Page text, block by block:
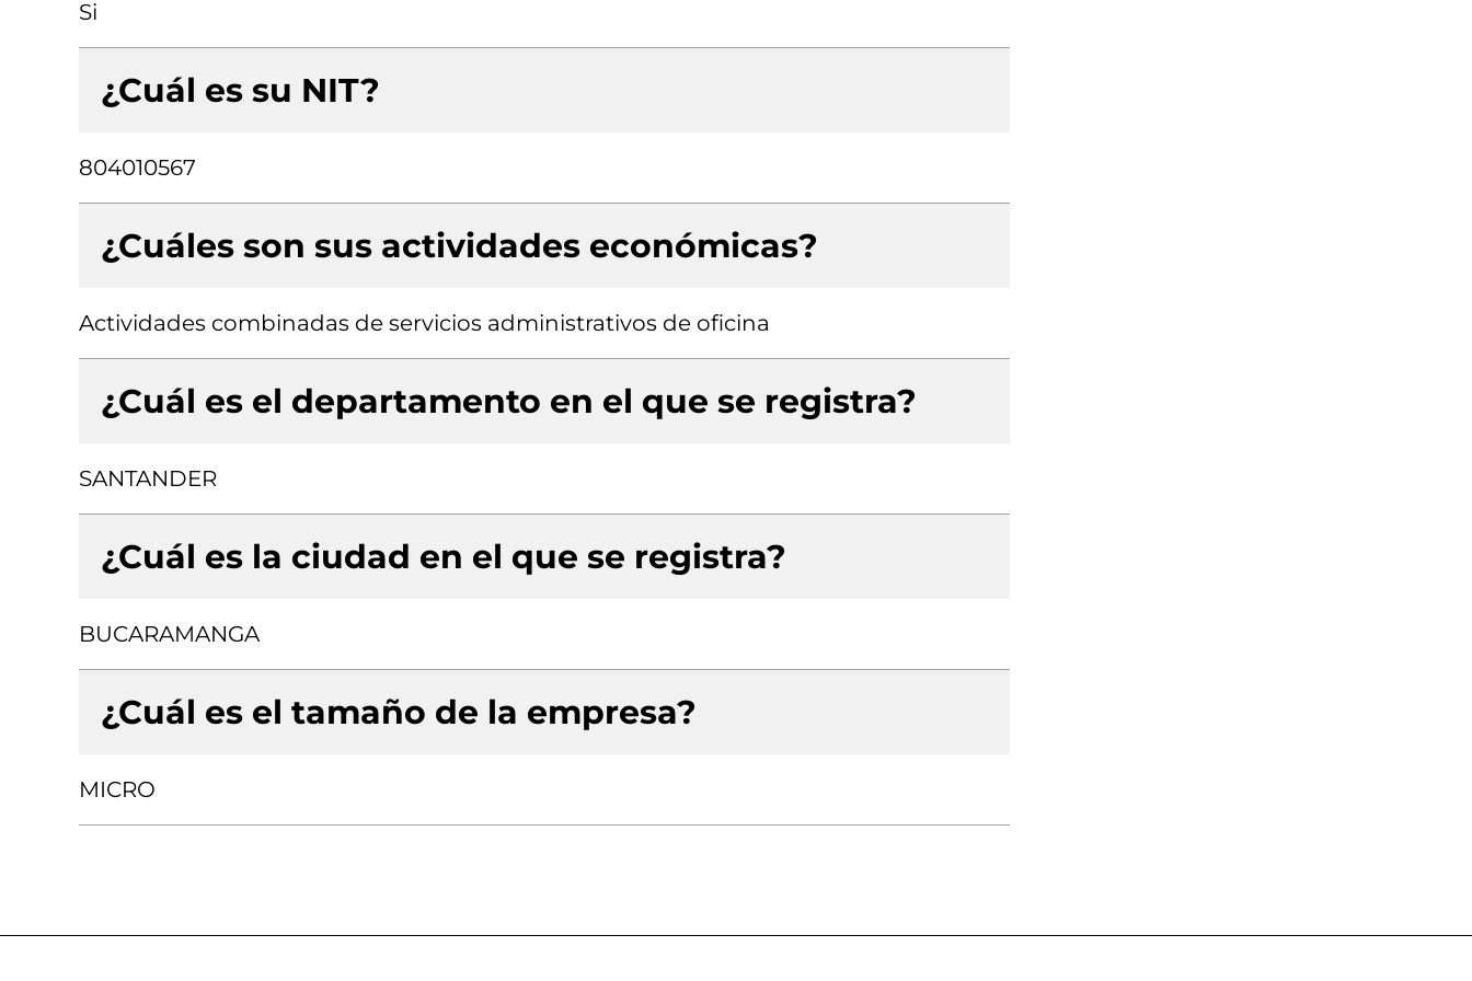
Si
¿Cuál es su NIT?
804010567
¿Cuáles son sus actividades económicas?
Actividades combinadas de servicios administrativos de oficina
¿Cuál es el departamento en el que se registra?
SANTANDER
¿Cuál es la ciudad en el que se registra?
BUCARAMANGA
¿Cuál es el tamaño de la empresa?
MICRO